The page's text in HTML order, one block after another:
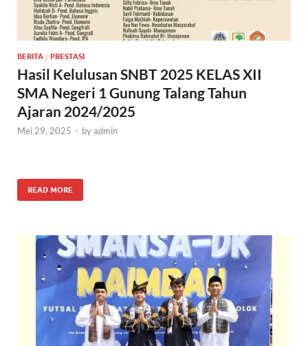
BERITA / PRESTASI
Hasil Kelulusan SNBT 2025 KELAS XII
SMA Negeri 1 Gunung Talang Tahun
Ajaran 2024/2025
Mei 29, 2025 - byadmin
READ MORE